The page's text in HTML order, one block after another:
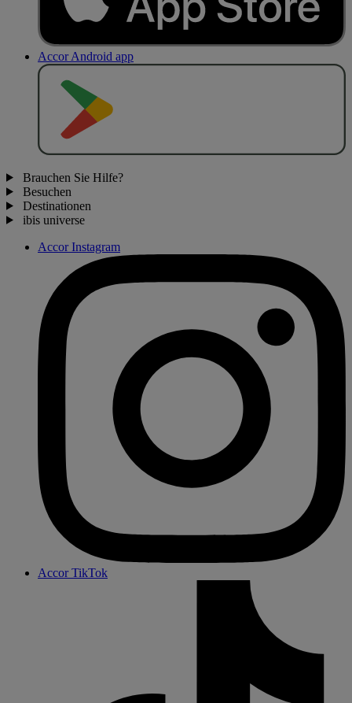
Accor Android app
Brauchen Sie Hilfe?
Besuchen
Destinationen
ibis universe
Accor Instagram
Accor TikTok